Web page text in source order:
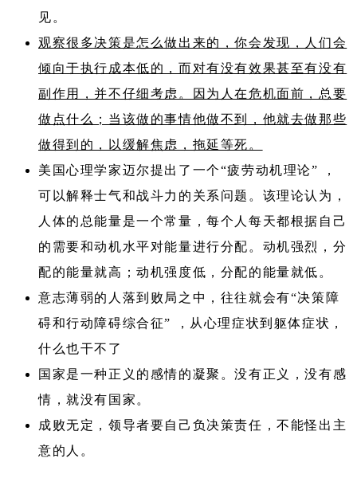
见。
观察很多决策是怎么做出来的，你会发现，人们会
倾向于执行成本低的，而对有没有效果甚至有没有
副作用，并不仔细考虑。因为人在危机面前，总要
做点什么；当该做的事情他做不到，他就去做那些
做得到的，以缓解焦虑，拖延等死。
美国心理学家迈尔提出了一个“疲劳动机理论” ，
可以解释士气和战斗力的关系问题。该理论认为，
人体的总能量是一个常量，每个人每天都根据自己
的需要和动机水平对能量进行分配。动机强烈，分
配的能量就高；动机强度低，分配的能量就低。
意志薄弱的人落到败局之中，往往就会有“决策障
碍和行动障碍综合征” ，从心理症状到躯体症状，
什么也干不了
国家是一种正义的感情的凝聚。没有正义，没有感
情，就没有国家。
成败无定，领导者要自己负决策责任，不能怪出主
意的人。